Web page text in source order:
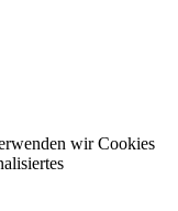
wir Cookies